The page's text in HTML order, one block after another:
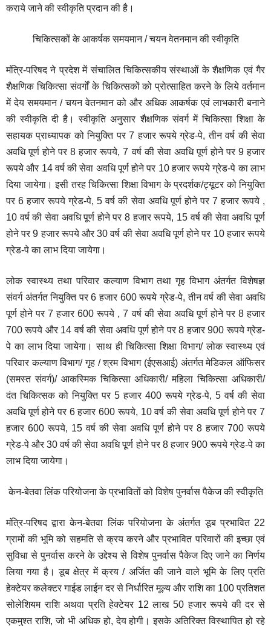
कराये जाने की स्वीकृति प्रदान की है।
चिकित्सकों के आकर्षक समयमान / चयन वेतनमान की स्वीकृति
मंत्रि-परिषद ने प्रदेश में संचालित चिकित्सकीय संस्थाओं के शैक्षणिक एवं गैर
शैक्षणिक चिकित्सा संवर्गों के चिकित्सकों को प्रोत्साहित करने के लिये वर्तमान
में देय समयमान / चयन वेतनमान को और अधिक आकर्षक एवं लाभकारी बनाने
की स्वीकृति दी है। स्वीकृति अनुसार शैक्षणिक संवर्ग में चिकित्सा शिक्षा के
सहायक प्राध्यापक को नियुक्ति पर 7 हजार रूपये ग्रेड-पे, तीन वर्ष की सेवा
अवधि पूर्ण होने पर 8 हजार रूपये, 7 वर्ष की सेवा अवधि पूर्ण होने पर 9 हजार
रूपये और 14 वर्ष की सेवा अवधि पूर्ण होने पर 10 हजार रूपये ग्रेड-पे का लाभ
दिया जायेगा। इसी तरह चिकित्सा शिक्षा विभाग के प्रदर्शक/ट्यूटर को नियुक्ति
पर 6 हजार रूपये ग्रेड-पे, 5 वर्ष की सेवा अवधि पूर्ण होने पर 7 हजार रूपये ,
10 वर्ष की सेवा अवधि पूर्ण होने पर 8 हजार रूपये, 15 वर्ष की सेवा अवधि पूर्ण
होने पर 9 हजार रूपये और 30 वर्ष की सेवा अवधि पूर्ण होने पर 10 हजार रूपये
ग्रेड-पे का लाभ दिया जायेगा।
लोक स्वास्थ्य तथा परिवार कल्याण विभाग तथा गृह विभाग अंतर्गत विशेषज्ञ
संवर्ग अंतर्गत नियुक्ति पर 6 हजार 600 रूपये ग्रेड-पे, तीन वर्ष की सेवा अवधि
पूर्ण होने पर 7 हजार 600 रूपये , 7 वर्ष की सेवा अवधि पूर्ण होने पर 8 हजार
700 रूपये और 14 वर्ष की सेवा अवधि पूर्ण होने पर 8 हजार 900 रूपये ग्रेड-
पे का लाभ दिया जायेगा। साथ ही चिकित्सा शिक्षा विभाग/ लोक स्वास्थ्य एवं
परिवार कल्याण विभाग/ गृह / श्रम विभाग (ईएसआई) अंतर्गत मेडिकल ऑफिसर
(समस्त संवर्ग)/ आकस्मिक चिकित्सा अधिकारी/ महिला चिकित्सा अधिकारी/
दंत चिकित्सक को नियुक्ति पर 5 हजार 400 रूपये ग्रेड-पे, 5 वर्ष की सेवा
अवधि पूर्ण होने पर 6 हजार 600 रूपये, 10 वर्ष की सेवा अवधि पूर्ण होने पर 7
हजार 600 रूपये, 15 वर्ष की सेवा अवधि पूर्ण होने पर 8 हजार 700 रूपये
ग्रेड-पे और 30 वर्ष की सेवा अवधि पूर्ण होने पर 8 हजार 900 रूपये ग्रेड-पे का
लाभ दिया जायेगा।
केन-बेतवा लिंक परियोजना के प्रभावितों को विशेष पुनर्वास पैकेज की स्वीकृति
मंत्रि-परिषद द्वारा केन-बेतवा लिंक परियोजना के अंतर्गत डूब प्रभावित 22
ग्रामों की भूमि को सहमति से क्रय करने और प्रभावित परिवारों की इच्छा एवं
सुविधा से पुनर्वास करने के उद्देश्य से विशेष पुनर्वास पैकेज दिए जाने का निर्णय
लिया गया है। डूब क्षेत्र में क्रय / अर्जित की जाने वाले भूमि के लिए प्रति
हेक्टेयर कलेक्टर गाईड लाईन दर से निर्धारित मूल्य और राशि का 100 प्रतिशत
सोलेशियम राशि अथवा प्रति हेक्टेयर 12 लाख 50 हजार रूपये की दर से
एकमुश्त राशि, जो भी अधिक हो, देय होगी। इसके अतिरिक्त विस्थापित हो रहे